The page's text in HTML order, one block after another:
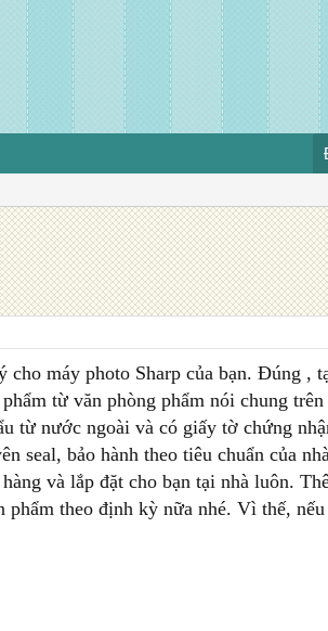
máy photo Sharp của bạn. Đúng ,
từ văn phòng phẩm nói chung
từ nước ngoài và có giấy tờ chứng
seal, bảo hành theo tiêu chuẩn của
và lắp đặt cho bạn tại nhà luôn.
phẩm theo định kỳ nữa nhé. Vì thế,